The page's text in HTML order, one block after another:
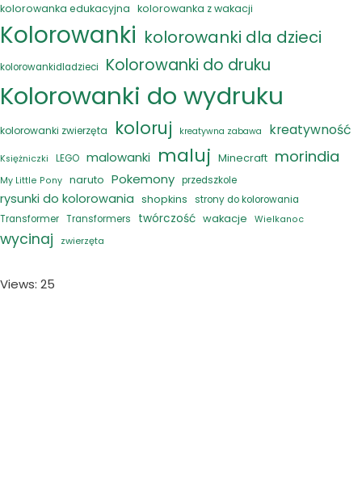
kolorowanka edukacyjna kolorowanka z wakacji
Kolorowanki kolorowanki dla dzieci
kolorowankidladzieci Kolorowanki do druku
Kolorowanki do wydruku
kolorowanki zwierzęta koloruj kreatywna zabawa kreatywność
Księżniczki LEGO malowanki maluj Minecraft morindia
My Little Pony naruto Pokemony przedszkole
rysunki do kolorowania shopkins
strony do kolorowania
Transformer Transformers twórczość wakacje Wielkanoc
wycinaj zwierzęta
Views: 25